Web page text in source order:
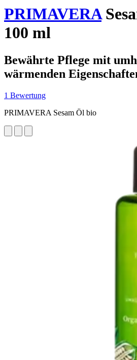
PRIMAVERA
100 ml
Bewährte Pflege mit
wärmenden
1 Bewertung
PRIMAVERA Sesam Öl bio